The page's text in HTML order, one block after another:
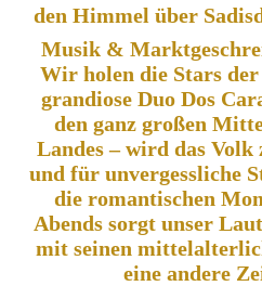
den Himmel über
Musik &
Wir holen die Stars der
grandiose Duo Dos
den ganz großen
Landes – wird das Volk
und für unvergessliche
die romantischen
Abends sorgt unser
mit seinen
eine andere